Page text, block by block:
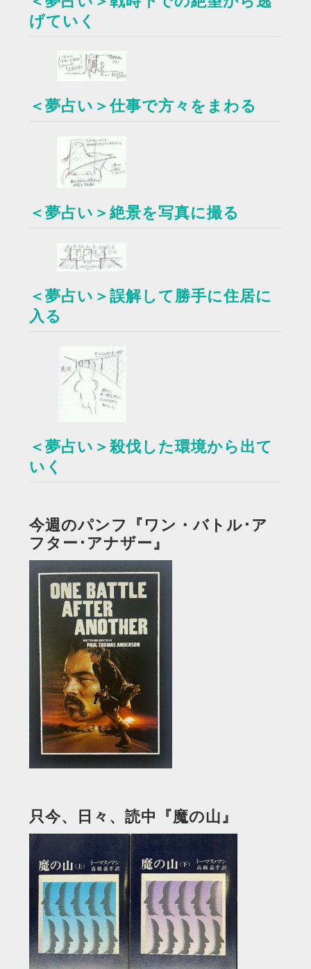
げていく
＜夢占い＞仕事で方々をまわる
＜夢占い＞絶景を写真に撮る
＜夢占い＞誤解して勝手に住居に
入る
＜夢占い＞殺伐した環境から出て
いく
今週のパンフ『ワン・バトル･ア
フター･アナザー』
只今、日々、読中『魔の山』